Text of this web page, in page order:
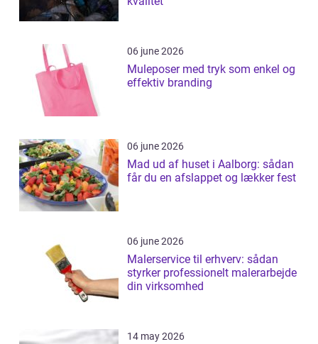
06 june 2026
Muleposer med tryk som enkel og
effektiv branding
06 june 2026
Mad ud af huset i Aalborg: sådan
får du en afslappet og lækker fest
06 june 2026
Malerservice til erhverv: sådan
styrker professionelt malerarbejde
din virksomhed
14 may 2026